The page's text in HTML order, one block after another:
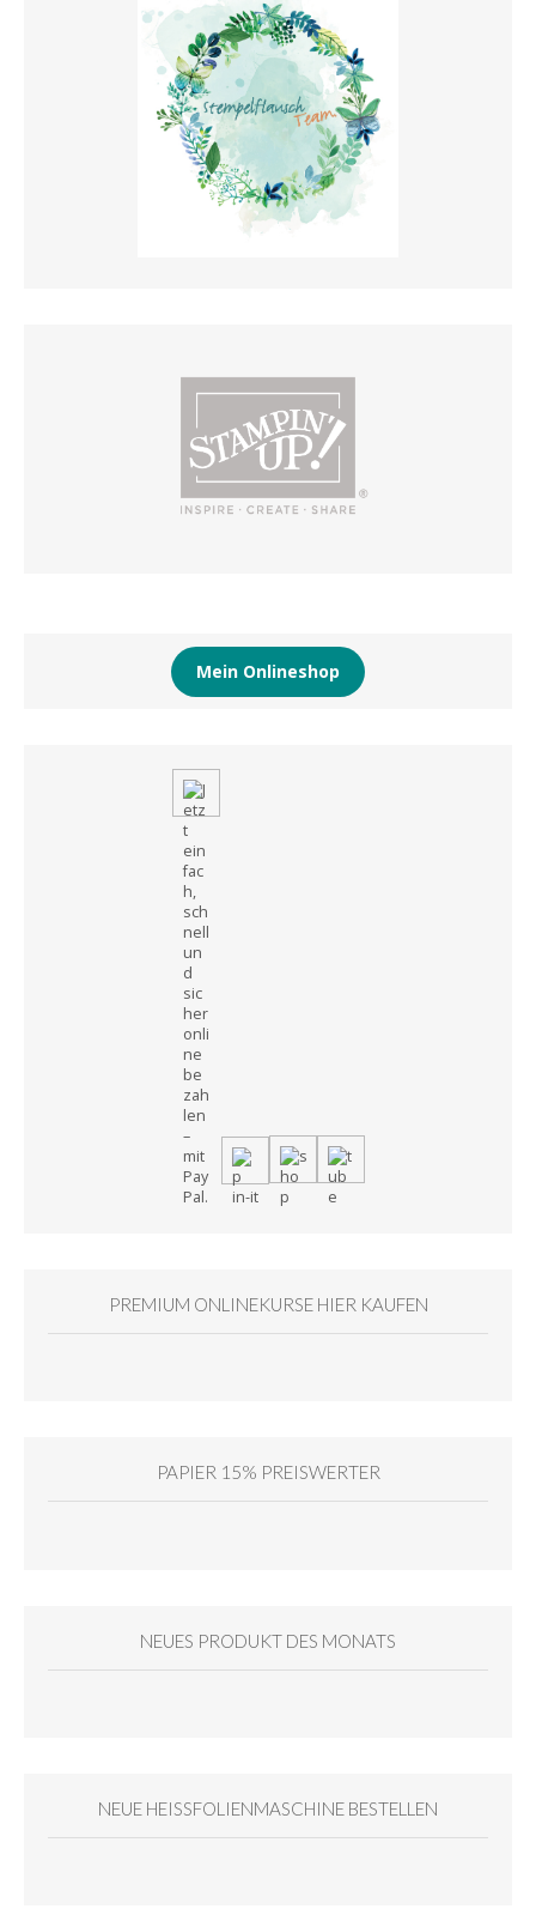
Mein Onlineshop
PREMIUM ONLINEKURSE HIER KAUFEN
PAPIER 15% PREISWERTER
NEUES PRODUKT DES MONATS
NEUE HEISSFOLIENMASCHINE BESTELLEN